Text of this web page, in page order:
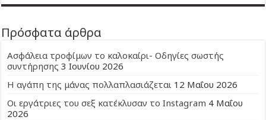
Πρόσφατα άρθρα
Ασφάλεια τροφίμων το καλοκαίρι- Οδηγίες σωστής
συντήρησης 3 Ιουνίου 2026
Η αγάπη της μάνας πολλαπλασιάζεται 12 Μαΐου 2026
Οι εργάτριες του σεξ κατέκλυσαν το Instagram 4 Μαΐου
2026